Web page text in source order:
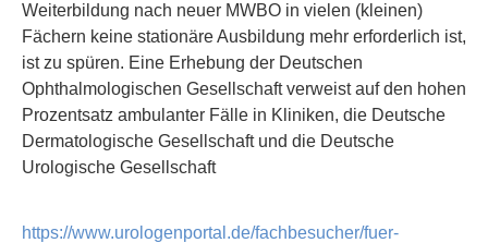
Weiterbildung nach neuer MWBO in vielen (kleinen)
Fächern keine stationäre Ausbildung mehr erforderlich ist,
ist zu spüren. Eine Erhebung der Deutschen
Ophthalmologischen Gesellschaft verweist auf den hohen
Prozentsatz ambulanter Fälle in Kliniken, die Deutsche
Dermatologische Gesellschaft und die Deutsche
Urologische Gesellschaft
https://www.urologenportal.de/fachbesucher/fuer-